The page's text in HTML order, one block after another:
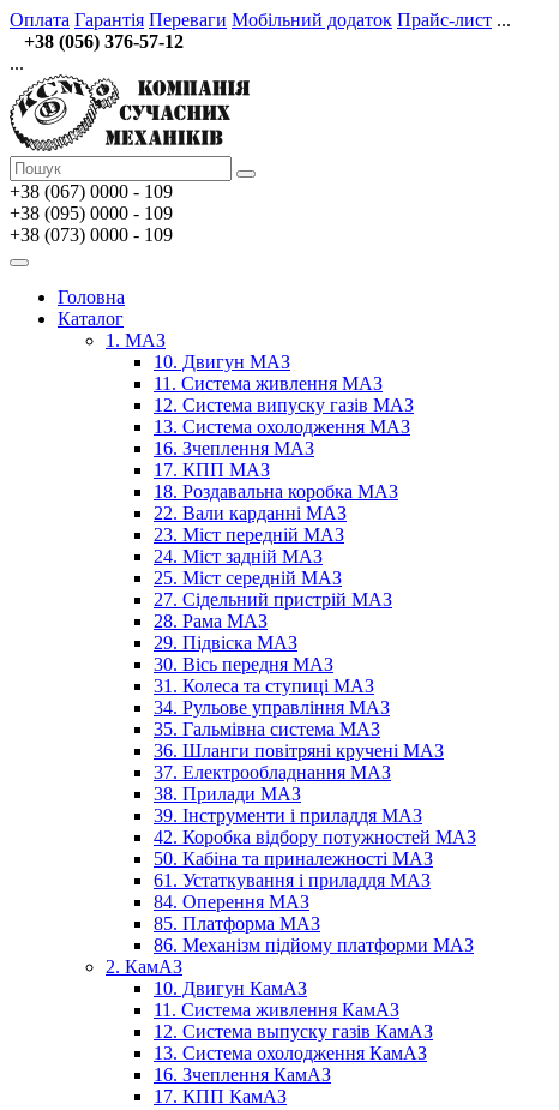
Оплата Гарантія Переваги Мобільний додаток Прайс-лист ...
+38 (056) 376-57-12
...
+38 (067) 0000 - 109
+38 (095) 0000 - 109
+38 (073) 0000 - 109
Головна
Каталог
1. МАЗ
10. Двигун МАЗ
11. Система живлення МАЗ
12. Система випуску газів МАЗ
13. Система охолодження МАЗ
16. Зчеплення МАЗ
17. КПП МАЗ
18. Роздавальна коробка МАЗ
22. Вали карданні МАЗ
23. Міст передній МАЗ
24. Міст задній МАЗ
25. Міст середній МАЗ
27. Сідельний пристрій МАЗ
28. Рама МАЗ
29. Підвіска МАЗ
30. Вісь передня МАЗ
31. Колеса та ступиці МАЗ
34. Рульове управління МАЗ
35. Гальмівна система МАЗ
36. Шланги повітряні кручені МАЗ
37. Електрообладнання МАЗ
38. Прилади МАЗ
39. Інструменти і приладдя МАЗ
42. Коробка відбору потужностей МАЗ
50. Кабіна та приналежності МАЗ
61. Устаткування і приладдя МАЗ
84. Оперення МАЗ
85. Платформа МАЗ
86. Механізм підйому платформи МАЗ
2. КамАЗ
10. Двигун КамАЗ
11. Система живлення КамАЗ
12. Система выпуску газів КамАЗ
13. Система охолодження КамАЗ
16. Зчеплення КамАЗ
17. КПП КамАЗ